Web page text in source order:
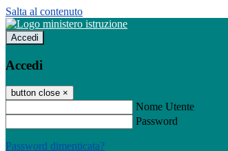
Salta al contenuto
Accedi
Accedi
button close ×
Nome Utente
Password
Password dimenticata?